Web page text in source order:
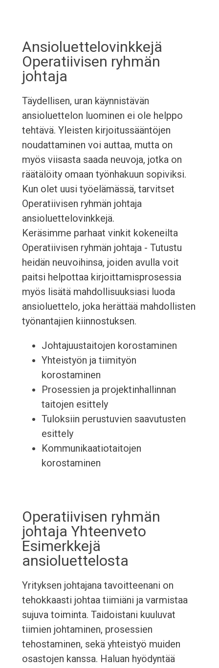
Ansioluettelovinkkejä
Operatiivisen ryhmän
johtaja
Täydellisen, uran käynnistävän
ansioluettelon luominen ei ole helppo
tehtävä. Yleisten kirjoitussääntöjen
noudattaminen voi auttaa, mutta on
myös viisasta saada neuvoja, jotka on
räätälöity omaan työnhakuun sopiviksi.
Kun olet uusi työelämässä, tarvitset
Operatiivisen ryhmän johtaja
ansioluettelovinkkejä.
Keräsimme parhaat vinkit kokeneilta
Operatiivisen ryhmän johtaja - Tutustu
heidän neuvoihinsa, joiden avulla voit
paitsi helpottaa kirjoittamisprosessia
myös lisätä mahdollisuuksiasi luoda
ansioluettelo, joka herättää mahdollisten
työnantajien kiinnostuksen.
Johtajuustaitojen korostaminen
Yhteistyön ja tiimityön
korostaminen
Prosessien ja projektinhallinnan
taitojen esittely
Tuloksiin perustuvien saavutusten
esittely
Kommunikaatiotaitojen
korostaminen
Operatiivisen ryhmän
johtaja Yhteenveto
Esimerkkejä
ansioluettelosta
Yrityksen johtajana tavoitteenani on
tehokkaasti johtaa tiimiäni ja varmistaa
sujuva toiminta. Taidoistani kuuluvat
tiimien johtaminen, prosessien
tehostaminen, sekä yhteistyö muiden
osastojen kanssa. Haluan hyödyntää